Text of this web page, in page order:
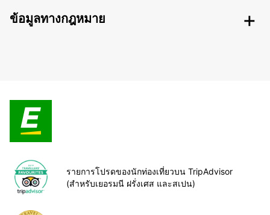
ข้อมูลทางกฎหมาย
รายการโปรดของนักท่องเที่ยวบน TripAdvisor
(สำหรับเยอรมนี ฝรั่งเศส และสเปน)